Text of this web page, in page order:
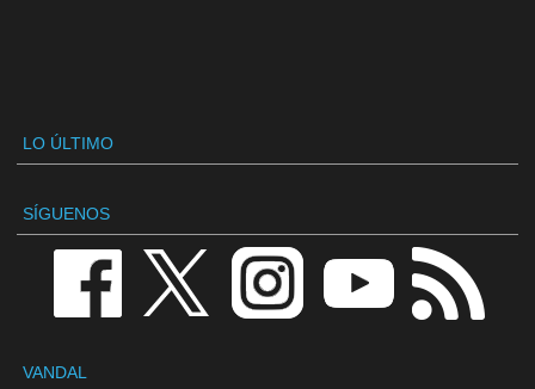
LO ÚLTIMO
SÍGUENOS
VANDAL